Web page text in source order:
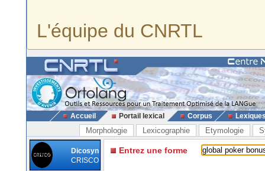
L'équipe du CNRTL
Accueil Portail lexical Corpus
Morphologie Lexicographie Etymologie
Dicosyn
CRISCO
Entrez une forme